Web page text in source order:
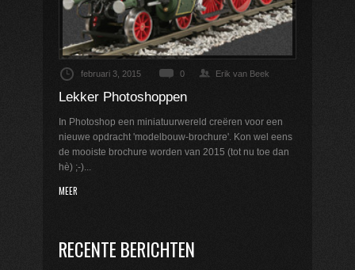
februari 3, 2015 0 Erik van Beek
Lekker Photoshoppen
In Photoshop een miniatuurwereld creëren voor een
nieuwe opdracht 'modelbouw-brochure'. Kon wel eens
de mooiste brochure worden van 2015 (tot nu toe dan
hè) ;-)...
MEER
RECENTE BERICHTEN